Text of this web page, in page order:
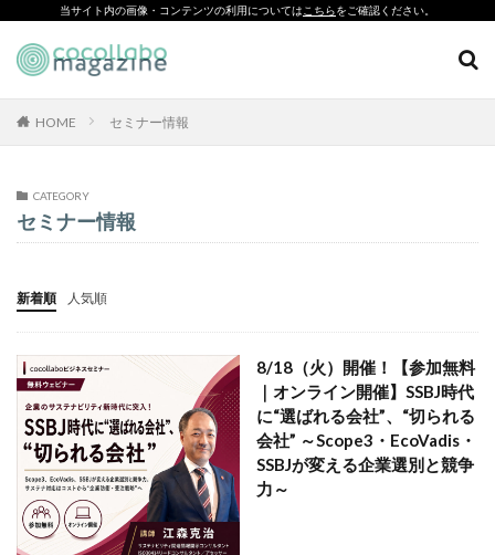
当サイト内の画像・コンテンツの利用については こちらをご確認ください。
HOME セミナー情報
CATEGORY
セミナー情報
新着順 人気順
8/18（火）開催！【参加無料
｜オンライン開催】SSBJ時代
に“選ばれる会社”、“切られる
会社” ～Scope3・EcoVadis・
SSBJが変える企業選別と競争
力～
CSR SDGs 環境印刷
「とことこふわり」
「白楽・六角橋のどこコレ？展」
#CAP #母校にCAPを送ろうキャンペーン #エンパワメントかな
がわ
#大口台小学校
□□□ ♯7119 10代
110番
119番
119通報のかけ方
14世紀
14世紀フランス